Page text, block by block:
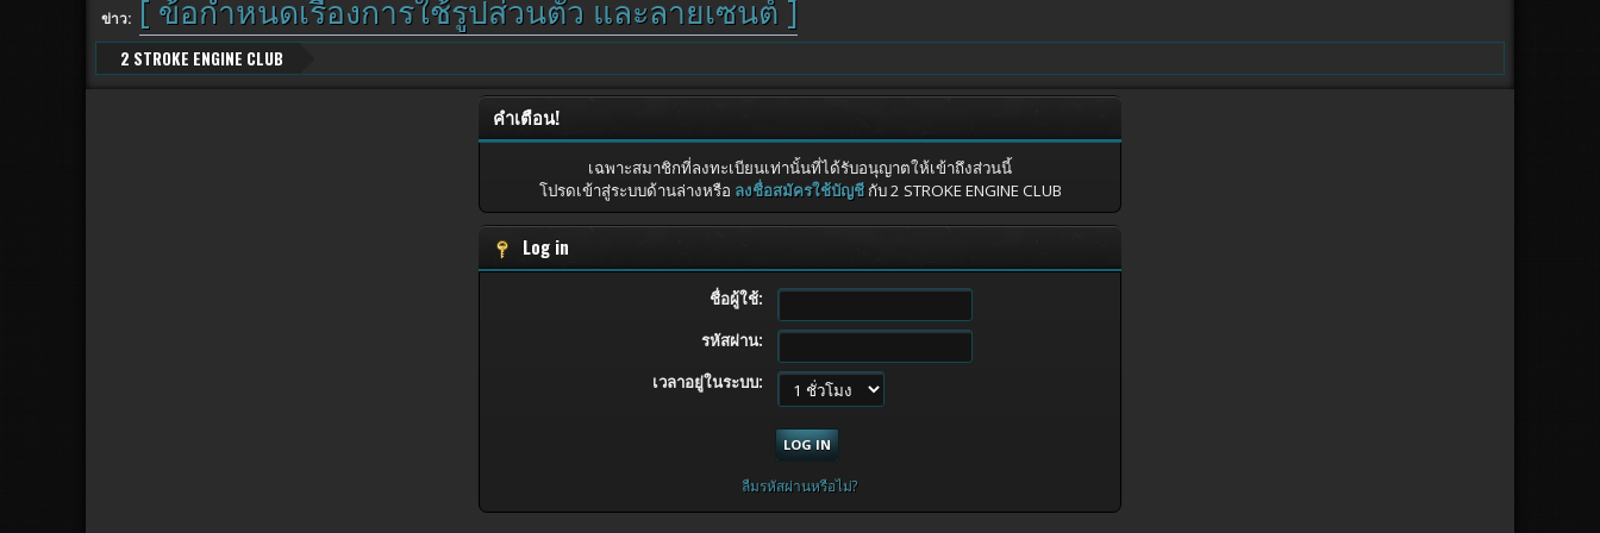
ข่าว: [ ข้อกำหนดเรื่องการใช้รูปส่วนตัว และลายเซนต์ ]
2 STROKE ENGINE CLUB
คำเตือน!
เฉพาะสมาชิกที่ลงทะเบียนเท่านั้นที่ได้รับอนุญาตให้เข้าถึงส่วนนี้
โปรดเข้าสู่ระบบด้านล่างหรือ ลงชื่อสมัครใช้บัญชีกับ 2 STROKE ENGINE CLUB
Log in
ชื่อผู้ใช้:
รหัสผ่าน:
เวลาอยู่ในระบบ:
ลืมรหัสผ่านหรือไม่?